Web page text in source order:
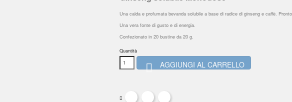
Una calda e profumata bevanda solubile a base di radice di ginseng e caffè.
Una vera fonte di gusto e di energia.
Confezionato in 20 bustine da 20 g.
Quantità
 AGGIUNGI AL CARRELLO